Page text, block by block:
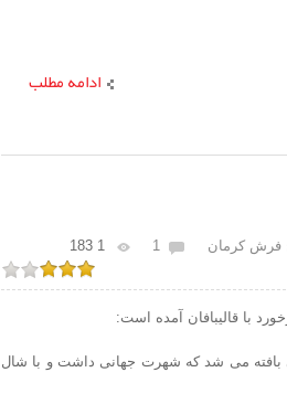
ادامه مطلب
فرش کرمان 1
1 183
با قالیبافان آمده است:
بافته می شد که شهرت جهانی داشت و با شال